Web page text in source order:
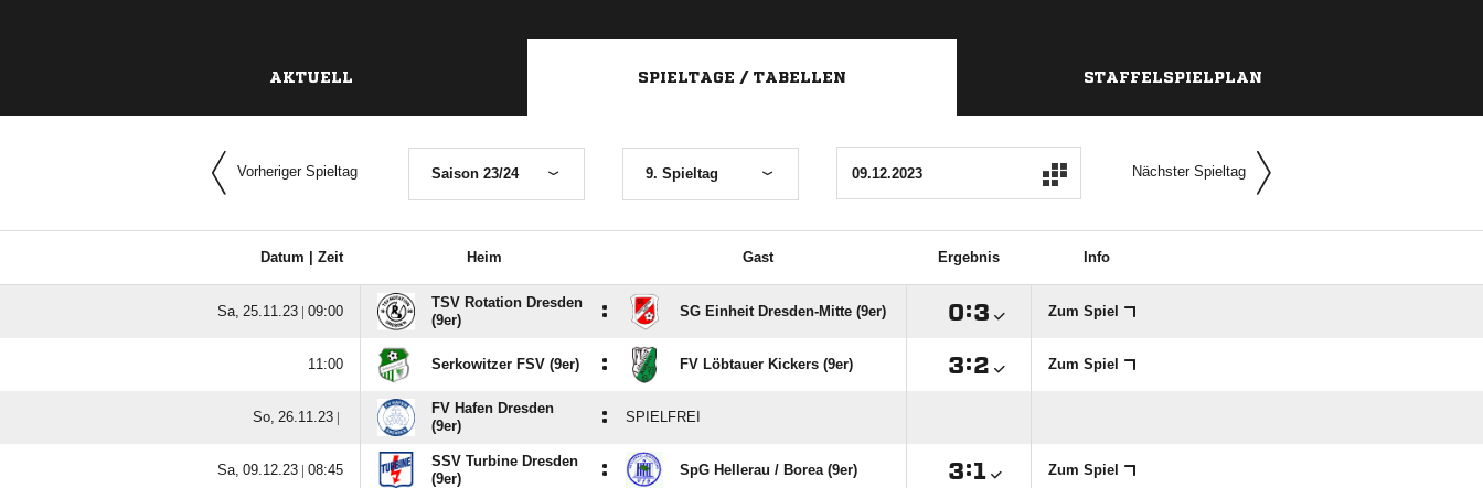
AKTUELL SPIELTAGE / TABELLEN STAFFELSPIELPLAN
Vorheriger Spieltag Saison 23/24 9. Spieltag Nächster Spieltag
Datum | Zeit Heim Gast Ergebnis Info
  | 
TSV Rotation Dresden
(9er)
: SG Einheit Dresden-Mitte (9er) : Zum Spiel
 Serkowitzer FSV (9er) : FV Löbtauer Kickers (9er) : Zum Spiel
  |
FV Hafen Dresden
(9er)
: SPIELFREI
  | 
SSV Turbine Dresden
(9er)
: SpG Hellerau /​ Borea (9er) : Zum Spiel